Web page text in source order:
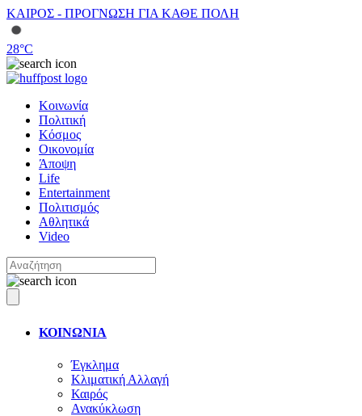
ΚΑΙΡΟΣ - ΠΡΟΓΝΩΣΗ ΓΙΑ ΚΑΘΕ ΠΟΛΗ
28°C
Κοινωνία
Πολιτική
Κόσμος
Οικονομία
Άποψη
Life
Entertainment
Πολιτισμός
Αθλητικά
Video
ΚΟΙΝΩΝΙΑ
Έγκλημα
Κλιματική Αλλαγή
Καιρός
Ανακύκλωση